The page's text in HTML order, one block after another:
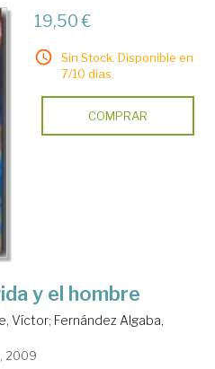
19,50 €
Sin Stock. Disponible en
7/10 días.
COMPRAR
y el hombre
Víctor; Fernández Algaba,
2009